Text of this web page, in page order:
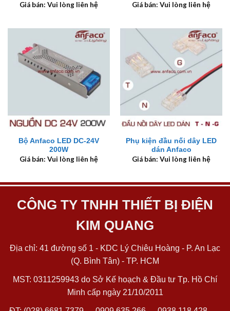
Giá bán: Vui lòng liên hệ Giá bán: Vui lòng liên hệ
Bộ Anfaco LED DC-24V
200W
Giá bán: Vui lòng liên hệ
Phụ kiện đầu nối dây LED
dán Anfaco
Giá bán: Vui lòng liên hệ
CÔNG TY TNHH THIẾT BỊ ĐIỆN
KIM QUANG
Địa chỉ: 41 đường số 1 - KDC Lý Chiêu Hoàng - P. An Lạc
(Q. Bình Tân) - TP. HCM
MST: 0311259943 do Sở Kế hoạch & Đầu tư Tp. Hồ Chí
Minh cấp ngày 21/10/2011